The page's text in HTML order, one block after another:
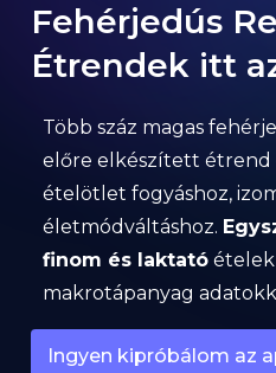
Fehérjedús
Étrendek itt
Több száz magas
előre elkészített étrend
ételötlet fogyáshoz,
életmódváltáshoz.
finom és laktató ételek
makrotápanyag
Ingyen kipróbálom az